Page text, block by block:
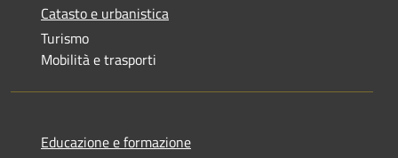
Catasto e urbanistica
Turismo
Mobilità e trasporti
Educazione e formazione